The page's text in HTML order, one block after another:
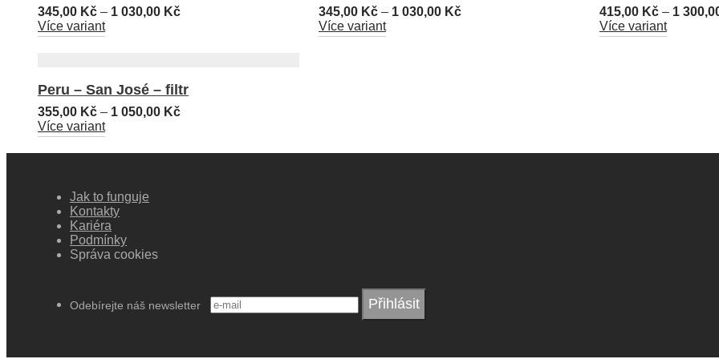
345,00 Kč – 1 030,00 Kč
Více variant
345,00 Kč – 1 030,00 Kč
Více variant
415,00 Kč – 1
Více variant
Peru – San José – filtr
355,00 Kč – 1 050,00 Kč
Více variant
Jak to funguje
Kontakty
Kariéra
Podmínky
Správa cookies
Odebírejte náš newsletter